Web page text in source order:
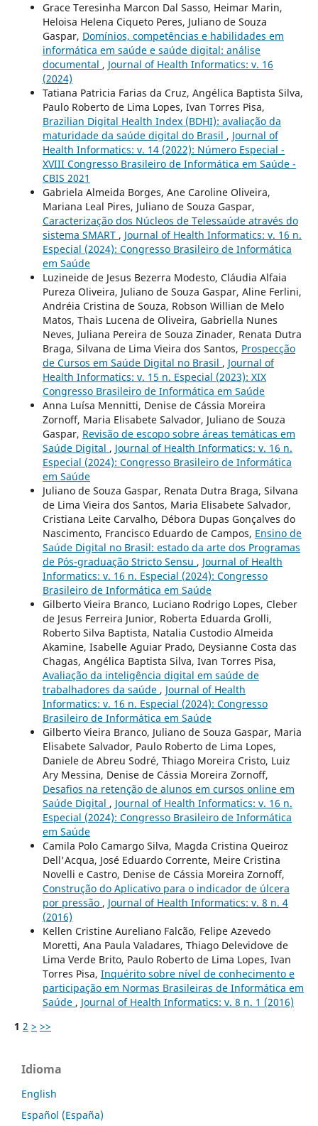
Grace Teresinha Marcon Dal Sasso, Heimar Marin,
Heloisa Helena Ciqueto Peres, Juliano de Souza
Gaspar, Domínios, competências e habilidades em
informática em saúde e saúde digital: análise
documental , Journal of Health Informatics: v. 16
(2024)
Tatiana Patricia Farias da Cruz, Angélica Baptista Silva,
Paulo Roberto de Lima Lopes, Ivan Torres Pisa,
Brazilian Digital Health Index (BDHI): avaliação da
maturidade da saúde digital do Brasil , Journal of
Health Informatics: v. 14 (2022): Número Especial -
XVIII Congresso Brasileiro de Informática em Saúde -
CBIS 2021
Gabriela Almeida Borges, Ane Caroline Oliveira,
Mariana Leal Pires, Juliano de Souza Gaspar,
Caracterização dos Núcleos de Telessaúde através do
sistema SMART , Journal of Health Informatics: v. 16 n.
Especial (2024): Congresso Brasileiro de Informática
em Saúde
Luzineide de Jesus Bezerra Modesto, Cláudia Alfaia
Pureza Oliveira, Juliano de Souza Gaspar, Aline Ferlini,
Andréia Cristina de Souza, Robson Willian de Melo
Matos, Thais Lucena de Oliveira, Gabriella Nunes
Neves, Juliana Pereira de Souza Zinader, Renata Dutra
Braga, Silvana de Lima Vieira dos Santos, Prospecção
de Cursos em Saúde Digital no Brasil , Journal of
Health Informatics: v. 15 n. Especial (2023): XIX
Congresso Brasileiro de Informática em Saúde
Anna Luísa Mennitti, Denise de Cássia Moreira
Zornoff, Maria Elisabete Salvador, Juliano de Souza
Gaspar, Revisão de escopo sobre áreas temáticas em
Saúde Digital , Journal of Health Informatics: v. 16 n.
Especial (2024): Congresso Brasileiro de Informática
em Saúde
Juliano de Souza Gaspar, Renata Dutra Braga, Silvana
de Lima Vieira dos Santos, Maria Elisabete Salvador,
Cristiana Leite Carvalho, Débora Dupas Gonçalves do
Nascimento, Francisco Eduardo de Campos, Ensino de
Saúde Digital no Brasil: estado da arte dos Programas
de Pós-graduação Stricto Sensu , Journal of Health
Informatics: v. 16 n. Especial (2024): Congresso
Brasileiro de Informática em Saúde
Gilberto Vieira Branco, Luciano Rodrigo Lopes, Cleber
de Jesus Ferreira Junior, Roberta Eduarda Grolli,
Roberto Silva Baptista, Natalia Custodio Almeida
Akamine, Isabelle Aguiar Prado, Deysianne Costa das
Chagas, Angélica Baptista Silva, Ivan Torres Pisa,
Avaliação da inteligência digital em saúde de
trabalhadores da saúde , Journal of Health
Informatics: v. 16 n. Especial (2024): Congresso
Brasileiro de Informática em Saúde
Gilberto Vieira Branco, Juliano de Souza Gaspar, Maria
Elisabete Salvador, Paulo Roberto de Lima Lopes,
Daniele de Abreu Sodré, Thiago Moreira Cristo, Luiz
Ary Messina, Denise de Cássia Moreira Zornoff,
Desafios na retenção de alunos em cursos online em
Saúde Digital , Journal of Health Informatics: v. 16 n.
Especial (2024): Congresso Brasileiro de Informática
em Saúde
Camila Polo Camargo Silva, Magda Cristina Queiroz
Dell'Acqua, José Eduardo Corrente, Meire Cristina
Novelli e Castro, Denise de Cássia Moreira Zornoff,
Construção do Aplicativo para o indicador de úlcera
por pressão , Journal of Health Informatics: v. 8 n. 4
(2016)
Kellen Cristine Aureliano Falcão, Felipe Azevedo
Moretti, Ana Paula Valadares, Thiago Delevidove de
Lima Verde Brito, Paulo Roberto de Lima Lopes, Ivan
Torres Pisa, Inquérito sobre nível de conhecimento e
participação em Normas Brasileiras de Informática em
Saúde , Journal of Health Informatics: v. 8 n. 1 (2016)
1 2 > >>
Idioma
English
Español (España)